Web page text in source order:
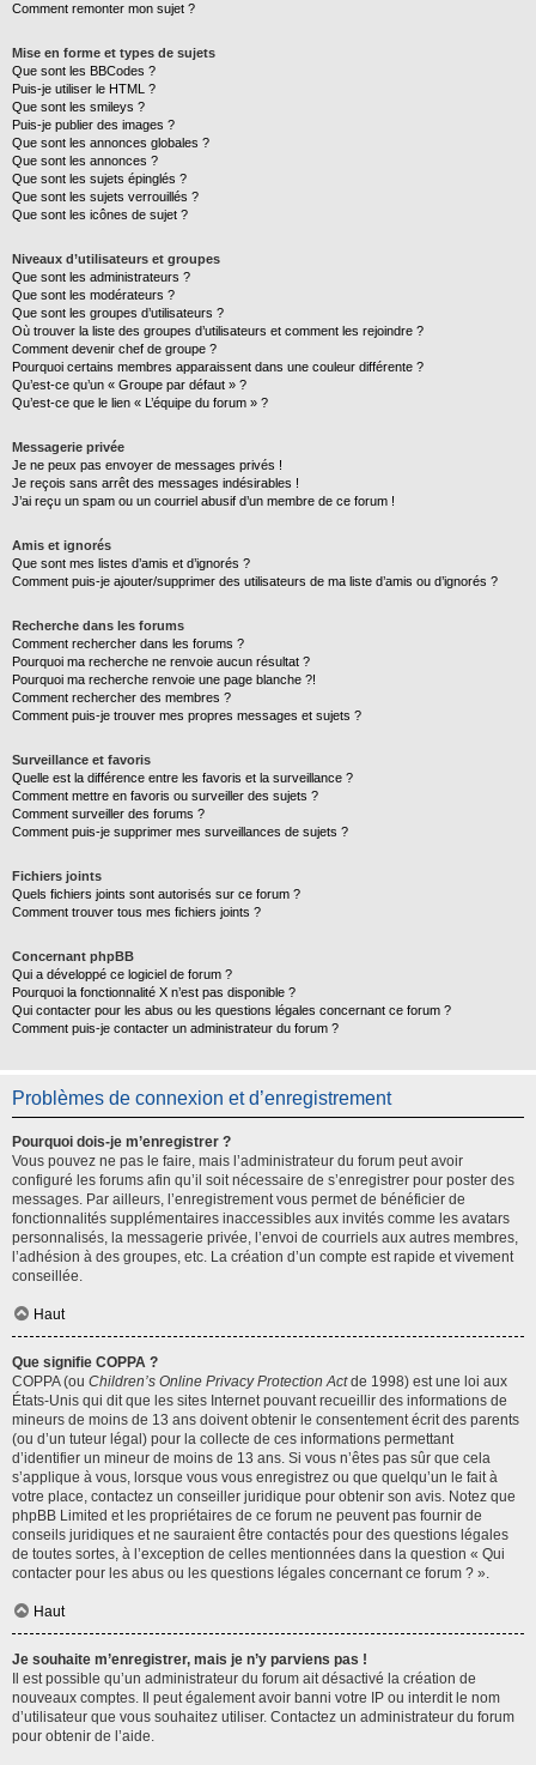
Comment remonter mon sujet ?
Mise en forme et types de sujets
Que sont les BBCodes ?
Puis-je utiliser le HTML ?
Que sont les smileys ?
Puis-je publier des images ?
Que sont les annonces globales ?
Que sont les annonces ?
Que sont les sujets épinglés ?
Que sont les sujets verrouillés ?
Que sont les icônes de sujet ?
Niveaux d’utilisateurs et groupes
Que sont les administrateurs ?
Que sont les modérateurs ?
Que sont les groupes d’utilisateurs ?
Où trouver la liste des groupes d’utilisateurs et comment les rejoindre ?
Comment devenir chef de groupe ?
Pourquoi certains membres apparaissent dans une couleur différente ?
Qu’est-ce qu’un « Groupe par défaut » ?
Qu’est-ce que le lien « L’équipe du forum » ?
Messagerie privée
Je ne peux pas envoyer de messages privés !
Je reçois sans arrêt des messages indésirables !
J’ai reçu un spam ou un courriel abusif d’un membre de ce forum !
Amis et ignorés
Que sont mes listes d’amis et d’ignorés ?
Comment puis-je ajouter/supprimer des utilisateurs de ma liste d’amis ou d’ignorés ?
Recherche dans les forums
Comment rechercher dans les forums ?
Pourquoi ma recherche ne renvoie aucun résultat ?
Pourquoi ma recherche renvoie une page blanche ?!
Comment rechercher des membres ?
Comment puis-je trouver mes propres messages et sujets ?
Surveillance et favoris
Quelle est la différence entre les favoris et la surveillance ?
Comment mettre en favoris ou surveiller des sujets ?
Comment surveiller des forums ?
Comment puis-je supprimer mes surveillances de sujets ?
Fichiers joints
Quels fichiers joints sont autorisés sur ce forum ?
Comment trouver tous mes fichiers joints ?
Concernant phpBB
Qui a développé ce logiciel de forum ?
Pourquoi la fonctionnalité X n’est pas disponible ?
Qui contacter pour les abus ou les questions légales concernant ce forum ?
Comment puis-je contacter un administrateur du forum ?
Problèmes de connexion et d’enregistrement
Pourquoi dois-je m’enregistrer ?
Vous pouvez ne pas le faire, mais l’administrateur du forum peut avoir
configuré les forums afin qu’il soit nécessaire de s’enregistrer pour poster des
messages. Par ailleurs, l’enregistrement vous permet de bénéficier de
fonctionnalités supplémentaires inaccessibles aux invités comme les avatars
personnalisés, la messagerie privée, l’envoi de courriels aux autres membres,
l’adhésion à des groupes, etc. La création d’un compte est rapide et vivement
conseillée.
Haut
Que signifie COPPA ?
COPPA (ou Children’s Online Privacy Protection Actde 1998) est une loi aux
États-Unis qui dit que les sites Internet pouvant recueillir des informations de
mineurs de moins de 13 ans doivent obtenir le consentement écrit des parents
(ou d’un tuteur légal) pour la collecte de ces informations permettant
d’identifier un mineur de moins de 13 ans. Si vous n’êtes pas sûr que cela
s’applique à vous, lorsque vous vous enregistrez ou que quelqu’un le fait à
votre place, contactez un conseiller juridique pour obtenir son avis. Notez que
phpBB Limited et les propriétaires de ce forum ne peuvent pas fournir de
conseils juridiques et ne sauraient être contactés pour des questions légales
de toutes sortes, à l’exception de celles mentionnées dans la question « Qui
contacter pour les abus ou les questions légales concernant ce forum ? ».
Haut
Je souhaite m’enregistrer, mais je n’y parviens pas !
Il est possible qu’un administrateur du forum ait désactivé la création de
nouveaux comptes. Il peut également avoir banni votre IP ou interdit le nom
d’utilisateur que vous souhaitez utiliser. Contactez un administrateur du forum
pour obtenir de l’aide.